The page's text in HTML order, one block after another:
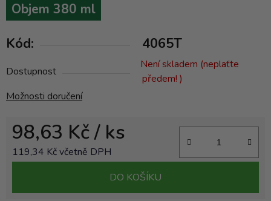
Objem 380 ml
Kód: 4065T
Dostupnost
Není skladem (neplaťte
předem! )
Možnosti doručení
98,63 Kč/ ks
119,34 Kč včetně DPH
DO KOŠÍKU